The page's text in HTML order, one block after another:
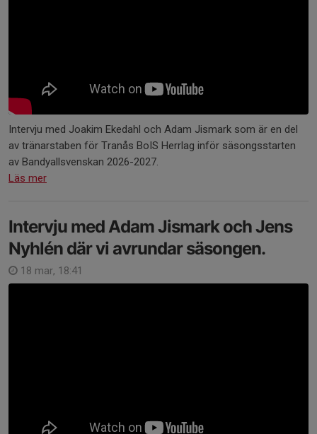
Intervju med Joakim Ekedahl och Adam Jismark som är en del
av tränarstaben för Tranås BoIS Herrlag inför säsongsstarten
av Bandyallsvenskan 2026-2027.
Läs mer
Intervju med Adam Jismark och Jens
Nyhlén där vi avrundar säsongen.
18 mar, 18:41